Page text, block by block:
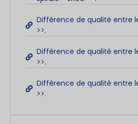
Différence de qualité entre
>>.
Différence de qualité entre
>>.
Différence de qualité entre
>>.